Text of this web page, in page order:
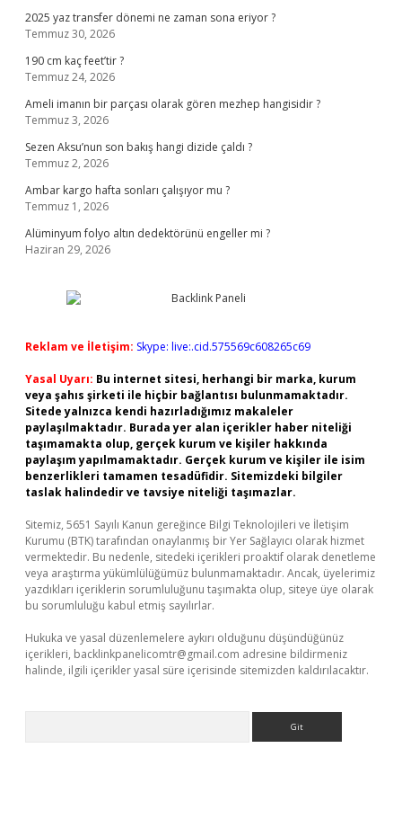
2025 yaz transfer dönemi ne zaman sona eriyor ?
Temmuz 30, 2026
190 cm kaç feet’tir ?
Temmuz 24, 2026
Ameli imanın bir parçası olarak gören mezhep hangisidir ?
Temmuz 3, 2026
Sezen Aksu’nun son bakış hangi dizide çaldı ?
Temmuz 2, 2026
Ambar kargo hafta sonları çalışıyor mu ?
Temmuz 1, 2026
Alüminyum folyo altın dedektörünü engeller mi ?
Haziran 29, 2026
Reklam ve İletişim: Skype: live:.cid.575569c608265c69
Yasal Uyarı: Bu internet sitesi, herhangi bir marka, kurum
veya şahıs şirketi ile hiçbir bağlantısı bulunmamaktadır.
Sitede yalnızca kendi hazırladığımız makaleler
paylaşılmaktadır. Burada yer alan içerikler haber niteliği
taşımamakta olup, gerçek kurum ve kişiler hakkında
paylaşım yapılmamaktadır. Gerçek kurum ve kişiler ile isim
benzerlikleri tamamen tesadüfidir. Sitemizdeki bilgiler
taslak halindedir ve tavsiye niteliği taşımazlar.
Sitemiz, 5651 Sayılı Kanun gereğince Bilgi Teknolojileri ve İletişim
Kurumu (BTK) tarafından onaylanmış bir Yer Sağlayıcı olarak hizmet
vermektedir. Bu nedenle, sitedeki içerikleri proaktif olarak denetleme
veya araştırma yükümlülüğümüz bulunmamaktadır. Ancak, üyelerimiz
yazdıkları içeriklerin sorumluluğunu taşımakta olup, siteye üye olarak
bu sorumluluğu kabul etmiş sayılırlar.
Hukuka ve yasal düzenlemelere aykırı olduğunu düşündüğünüz
içerikleri, backlinkpanelicomtr@gmail.com adresine bildirmeniz
halinde, ilgili içerikler yasal süre içerisinde sitemizden kaldırılacaktır.